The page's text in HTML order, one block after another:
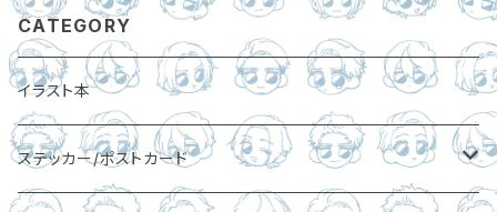
CATEGORY
イラスト本
ステッカー/ポストカード